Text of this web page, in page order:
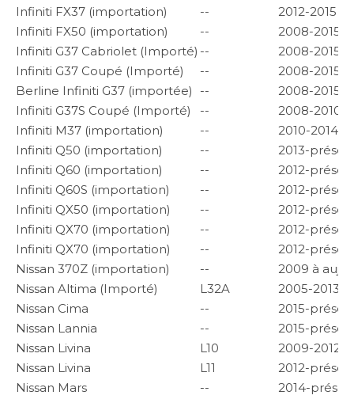
Infiniti FX37 (importation)
--
2012-2015
Infiniti FX50 (importation)
--
2008-2015
Infiniti G37 Cabriolet (Importé) --
2008-2015
Infiniti G37 Coupé (Importé)
--
2008-2015
Berline Infiniti G37 (importée)
--
2008-2015
Infiniti G37S Coupé (Importé)
--
2008-2010
Infiniti M37 (importation)
--
2010-2014
Infiniti Q50 (importation)
--
2013-
Infiniti Q60 (importation)
--
2012-
Infiniti Q60S (importation)
--
2012-
Infiniti QX50 (importation)
--
2012-
Infiniti QX70 (importation)
--
2012-
Infiniti QX70 (importation)
--
2012-
Nissan 370Z (importation)
--
2009 à
Nissan Altima (Importé)
L32A
2005-2013
Nissan Cima
--
2015-
Nissan Lannia
--
2015-
Nissan Livina
L10
2009-2012
Nissan Livina
L11
2012-
Nissan Mars
--
2014-